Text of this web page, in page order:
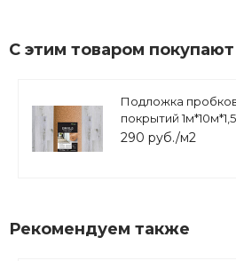
С этим товаром покупают
Подложка
покрытий
290 руб./м2
Рекомендуем также